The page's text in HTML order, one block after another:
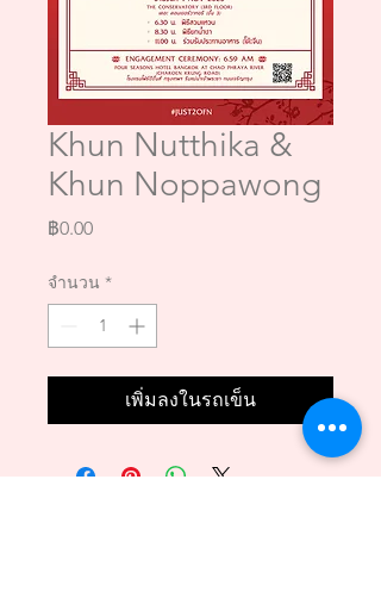
Khun Nutthika &
Khun Noppawong
฿0.00ราคา
จำนวน *
เพิ่มลงในรถเข็น